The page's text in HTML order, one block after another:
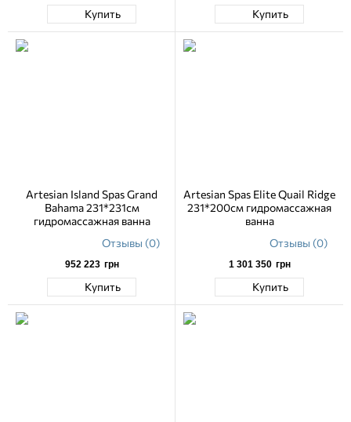
Купить Купить
Artesian Island Spas Grand
Bahama 231*231см
гидромассажная ванна
Отзывы (0)
952 223 грн
Купить
Artesian Spas Elite Quail Ridge
231*200см гидромассажная
ванна
Отзывы (0)
1 301 350 грн
Купить